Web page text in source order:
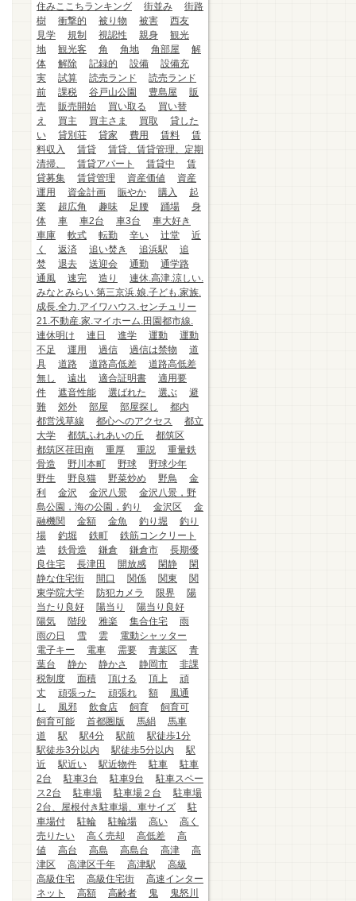
住みここちランキング
街並み
街路
樹
衝撃的 被り物 被害
西友
見学
規制 視認性 親身
観光
地
観光客 角 角地 角部屋
解
体
解除 記録的 設備
設備充
実
試算 読売ランド
読売ランド
前
課税 谷戸山公園 豊島屋
販
売
販売開始 買い取る
買い替
え
買主 買主さま 買取
貸した
い
貸別荘 貸家 費用 賃料
賃
料収入
賃貸
賃貸、賃貸管理、定期
清掃、
賃貸アパート 賃貸中
賃
貸募集
賃貸管理 資産価値
資産
運用
資金計画 賑やか 購入
起
業
超広角 趣味 足腰 踊場
身
体
車 車2台 車3台
車大好き
車庫
軟式 転勤 辛い 辻堂
近
く
返済 追い焚き 追浜駅
追
焚
退去 送迎会 通勤
通学路
通風
速完 造り
連休.高津.涼しい.
みなとみらい.第三京浜.娘.子ども.家族.
成長.全力.アイワハウス.センチュリー
21.不動産.家.マイホーム.田園都市線.
連休明け
連日 進学 運動
運動
不足
運用 過信 過信は禁物
道
具
道路 道路高低差
道路高低差
無し
遠出 適合証明書
適用要
件
遮音性能 選ばれた 選ぶ
避
難
郊外 部屋 部屋探し
都内
都営浅草線
都心へのアクセス
都立
大学
都筑ふれあいの丘
都筑区
都筑区荏田南
重厚 重説
重量鉄
骨造
野川本町 野球
野球少年
野生
野良猫 野菜炒め 野鳥
金
利
金沢 金沢八景
金沢八景，野
島公園，海の公園，釣り
金沢区
金
融機関
金額 金魚 釣り堀
釣り
場
釣堀 鉄町
鉄筋コンクリート
造
鉄骨造 鎌倉 鎌倉市
長期優
良住宅
長津田 開放感 閑静
閑
静な住宅街
間口 関係 関東
関
東学院大学
防犯カメラ 限界
陽
当たり良好
陽当り
陽当り良好
陽気
階段 雅楽 集合住宅
雨
雨の日
雪 雲
電動シャッター
電子キー
電車 需要 青葉区
青
葉台
静か 静かさ 静岡市
非課
税制度
面積 頂ける 頂上
頑
丈
頑張った 頑張れ 額
風通
し
風邪 飲食店 飼育
飼育可
飼育可能
首都圏版 馬絹
馬車
道
駅 駅4分 駅前
駅徒歩1分
駅徒歩3分以内
駅徒歩5分以内
駅
近
駅近い 駅近物件 駐車
駐車
2台
駐車3台 駐車9台
駐車スペー
ス2台
駐車場 駐車場２台
駐車場
2台、屋根付き駐車場、車サイズ
駐
車場付
駐輪 駐輪場 高い
高く
売りたい
高く売却 高低差
高
値
高台 高島 高島台 高津
高
津区
高津区千年 高津駅
高級
高級住宅
高級住宅街
高速インター
ネット
高額 高齢者 鬼
鬼怒川